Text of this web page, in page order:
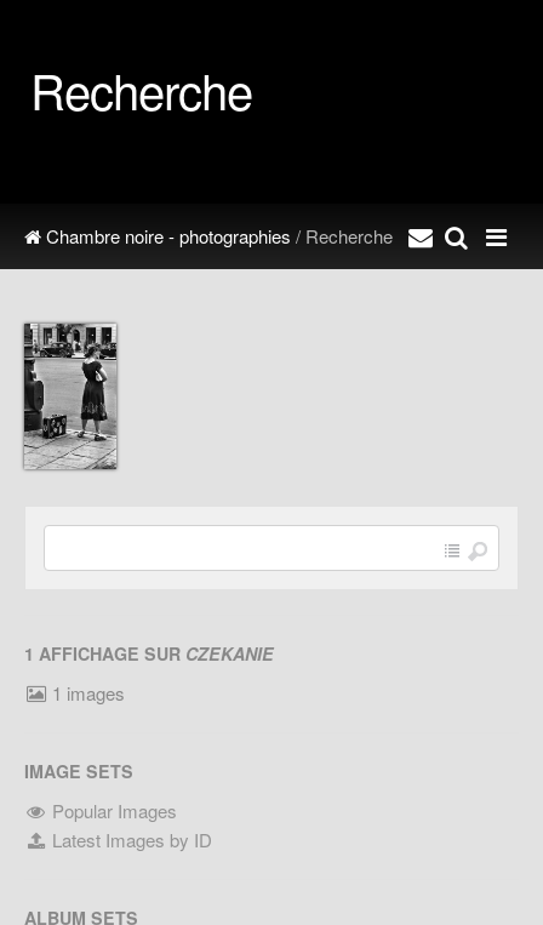
Recherche
Chambre noire - photographies / Recherche
1 AFFICHAGE SUR CZEKANIE
1 images
IMAGE SETS
Popular Images
Latest Images by ID
ALBUM SETS